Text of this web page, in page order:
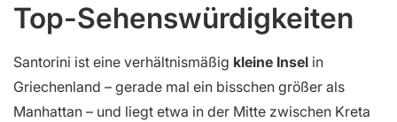
Top-Sehenswürdigkeiten
Santorini ist eine verhältnismäßig kleine Insel in
Griechenland – gerade mal ein bisschen größer als
Manhattan – und liegt etwa in der Mitte zwischen Kreta